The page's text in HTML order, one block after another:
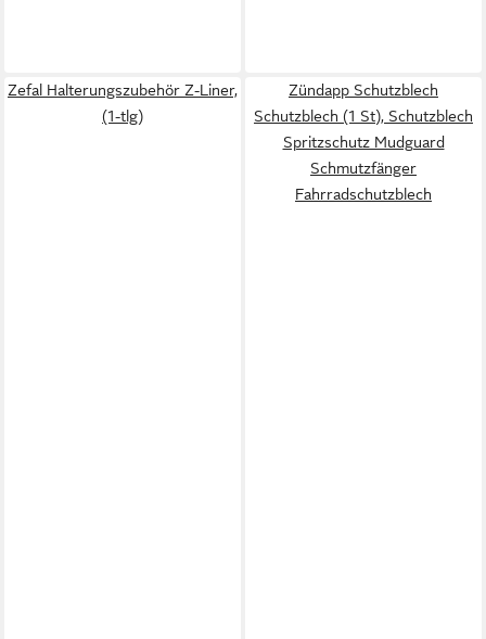
Zefal Halterungszubehör Z-Liner,
(1-tlg)
Zündapp Schutzblech
Schutzblech (1 St), Schutzblech
Spritzschutz Mudguard
Schmutzfänger
Fahrradschutzblech